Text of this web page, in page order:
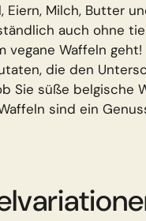
Eiern, Milch, Butter
auch ohne
vegane Waffeln
die den
Sie süße belgische
sind ein